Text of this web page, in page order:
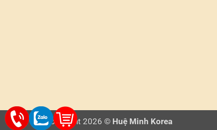
Copyright 2026 © Huệ Minh Korea